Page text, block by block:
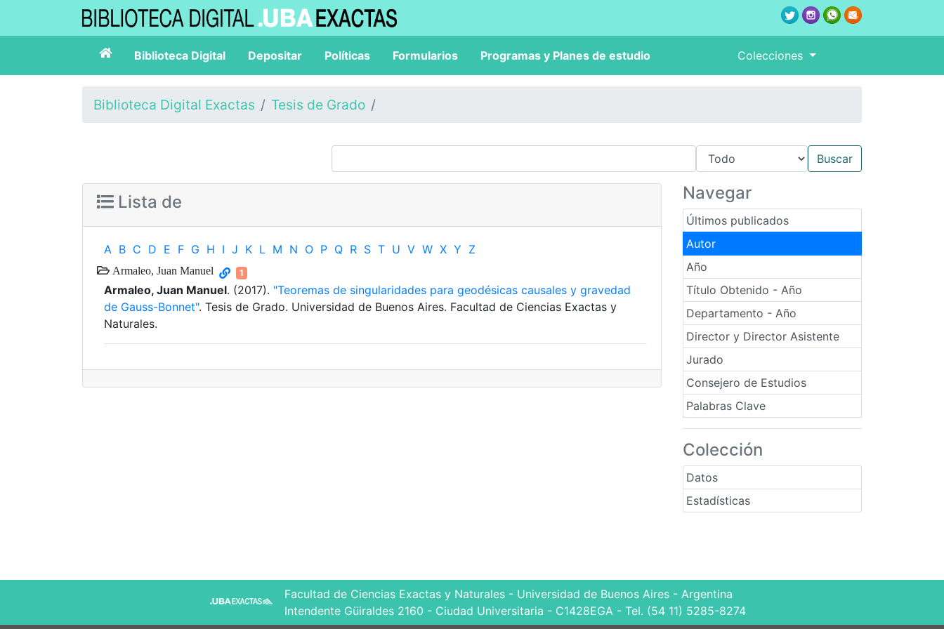
Biblioteca Digital Depositar Políticas Formularios Programas y Planes de estudio Colecciones
Biblioteca Digital Exactas Tesis de Grado
Navegar
Últimos publicados
Autor
Año
Título Obtenido - Año
Departamento - Año
Director y Director Asistente
Jurado
Consejero de Estudios
Palabras Clave
Colección
Datos
Estadísticas
Lista de
A B C D E F G H I J K L M N O P Q R S T U V W X Y Z
Armaleo, Juan Manuel 1
Armaleo, Juan Manuel. (2017). "Teoremas de singularidades para geodésicas causales y gravedad
de Gauss-Bonnet". Tesis de Grado. Universidad de Buenos Aires. Facultad de Ciencias Exactas y
Naturales.
Facultad de Ciencias Exactas y Naturales - Universidad de Buenos Aires - Argentina
Intendente Güiraldes 2160 - Ciudad Universitaria - C1428EGA - Tel. (54 11) 5285-8274